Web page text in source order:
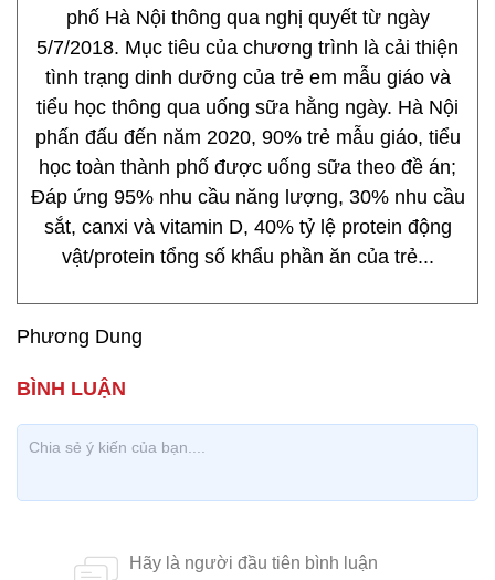
phố Hà Nội thông qua nghị quyết từ ngày
5/7/2018. Mục tiêu của chương trình là cải thiện
tình trạng dinh dưỡng của trẻ em mẫu giáo và
tiểu học thông qua uống sữa hằng ngày. Hà Nội
phấn đấu đến năm 2020, 90% trẻ mẫu giáo, tiểu
học toàn thành phố được uống sữa theo đề án;
Đáp ứng 95% nhu cầu năng lượng, 30% nhu cầu
sắt, canxi và vitamin D, 40% tỷ lệ protein động
vật/protein tổng số khẩu phần ăn của trẻ...
Phương Dung